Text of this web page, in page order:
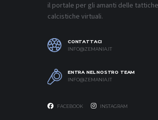
il portale per gli amanti delle tattiche
calcistiche virtuali.
CONTATTACI
INFO@ZEMANIA.IT
ENTRA NEL NOSTRO TEAM
INFO@ZEMANIA.IT
FACEBOOK INSTAGRAM